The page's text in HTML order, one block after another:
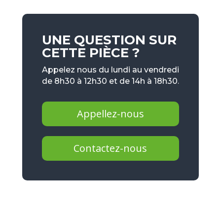
UNE QUESTION SUR
CETTE PIÈCE ?
Appelez nous du lundi au vendredi
de 8h30 à 12h30 et de 14h à 18h30.
Appellez-nous
Contactez-nous